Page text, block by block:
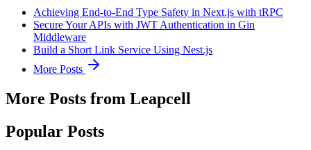
Achieving End-to-End Type Safety in Next.js with tRPC
Secure Your APIs with JWT Authentication in Gin
Middleware
Build a Short Link Service Using Nest.js
More Posts
More Posts from Leapcell
Popular Posts